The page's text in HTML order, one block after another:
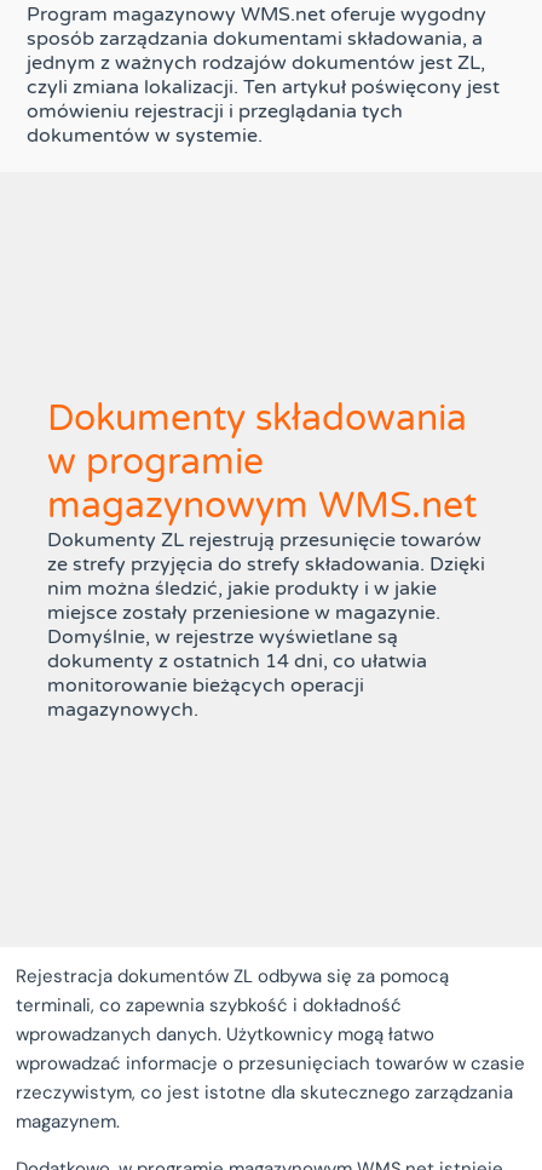
Program magazynowy WMS.net oferuje wygodny
sposób zarządzania dokumentami składowania, a
jednym z ważnych rodzajów dokumentów jest ZL,
czyli zmiana lokalizacji. Ten artykuł poświęcony jest
omówieniu rejestracji i przeglądania tych
dokumentów w systemie.
Dokumenty składowania
w programie
magazynowym WMS.net
Dokumenty ZL rejestrują przesunięcie towarów
ze strefy przyjęcia do strefy składowania. Dzięki
nim można śledzić, jakie produkty i w jakie
miejsce zostały przeniesione w magazynie.
Domyślnie, w rejestrze wyświetlane są
dokumenty z ostatnich 14 dni, co ułatwia
monitorowanie bieżących operacji
magazynowych.
Rejestracja dokumentów ZL odbywa się za pomocą
terminali, co zapewnia szybkość i dokładność
wprowadzanych danych. Użytkownicy mogą łatwo
wprowadzać informacje o przesunięciach towarów w czasie
rzeczywistym, co jest istotne dla skutecznego zarządzania
magazynem.